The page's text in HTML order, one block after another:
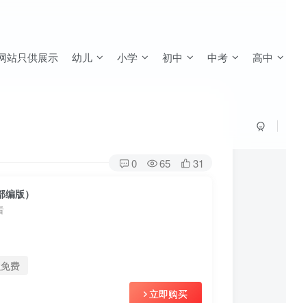
站只供展示 幼儿 小学 初中 中考 高中
0 65 31
版）
免费
立即购买